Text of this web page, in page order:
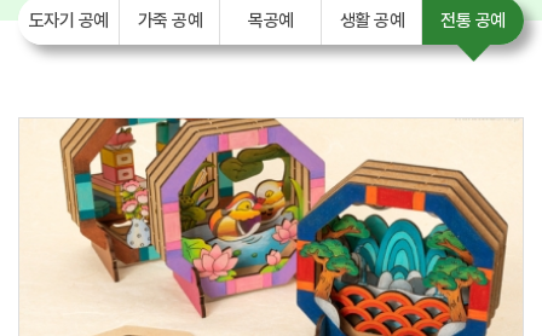
도자기 공예 가죽 공예 목공예 생활 공예 전통 공예